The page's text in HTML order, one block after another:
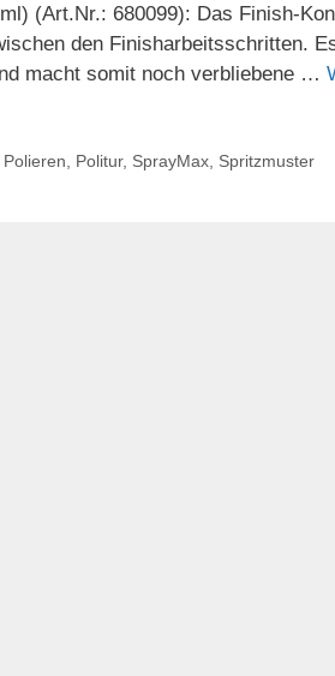
(Art.Nr.: 680099): Das Finish-
den Finisharbeitsschritten.
macht somit noch verbliebene …
Polieren Politur, SprayMax, Spritzmuster